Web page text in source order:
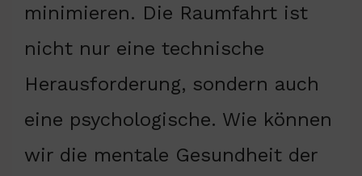
minimieren. Die Raumfahrt ist
nicht nur eine technische
Herausforderung, sondern auch
eine psychologische. Wie können
wir die mentale Gesundheit der